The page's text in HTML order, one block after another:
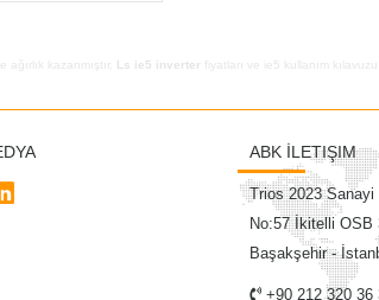
kazanmıştır. Ls ie5 inverter
fiyatları ve ie5 kullanım
ABK İLETIŞIM
Trios 2023
No:57 İkitelli OSB
Başakşehir -
+90 212 320 36